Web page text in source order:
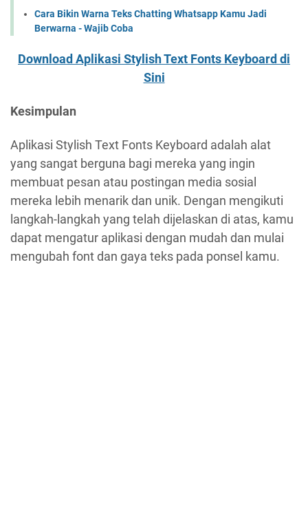
Cara Bikin Warna Teks Chatting Whatsapp Kamu Jadi
Berwarna - Wajib Coba
DownloadAplikasi Stylish Text Fonts Keyboard di
Sini
Kesimpulan
Aplikasi Stylish Text Fonts Keyboard adalah alat
yang sangat berguna bagi mereka yang ingin
membuat pesan atau postingan media sosial
mereka lebih menarik dan unik. Dengan mengikuti
langkah-langkah yang telah dijelaskan di atas, kamu
dapat mengatur aplikasi dengan mudah dan mulai
mengubah font dan gaya teks pada ponsel kamu.